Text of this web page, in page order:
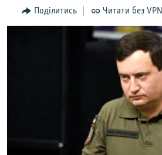
Перейти
до
ПОГЛЯД
ВІДЕОУРОКИ «ELIFBE»
СВІДЧЕННЯ ОКУПАЦІЇ
ЯК ОБІЙТИ БЛОКУВАННЯ
Поділитись Читати без VPN